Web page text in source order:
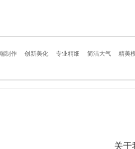
制作 创新美化 专业精细 简洁大气 精美
关于